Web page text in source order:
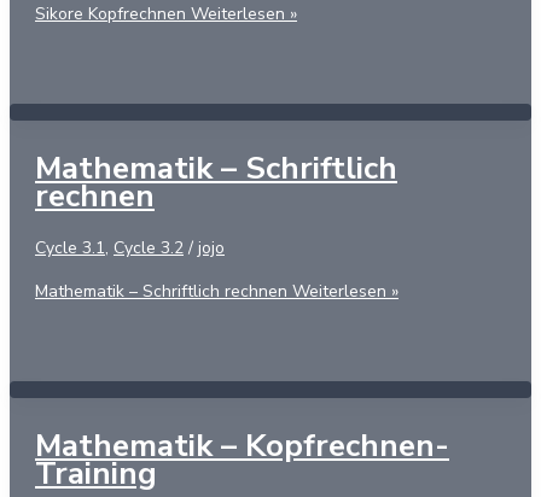
Sikore Kopfrechnen Weiterlesen »
Mathematik – Schriftlich
rechnen
Cycle 3.1, Cycle 3.2 / jojo
Mathematik – Schriftlich rechnen Weiterlesen »
Mathematik – Kopfrechnen-
Training